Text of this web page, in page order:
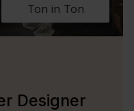
Ton in Ton
Designer